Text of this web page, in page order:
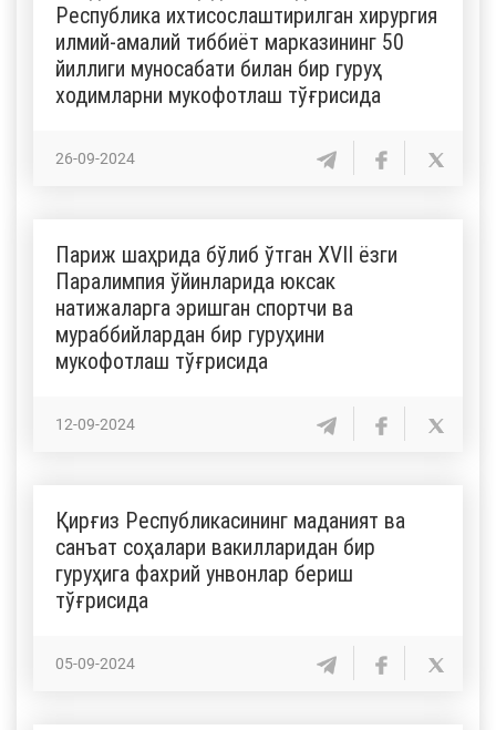
Республика ихтисослаштирилган хирургия
илмий-амалий тиббиёт марказининг 50
йиллиги муносабати билан бир гуруҳ
ходимларни мукофотлаш тўғрисида
26-09-2024
Париж шаҳрида бўлиб ўтган ХVII ёзги
Паралимпия ўйинларида юксак
натижаларга эришган спортчи ва
мураббийлардан бир гуруҳини
мукофотлаш тўғрисида
12-09-2024
Қирғиз Республикасининг маданият ва
санъат соҳалари вакилларидан бир
гуруҳига фахрий унвонлар бериш
тўғрисида
05-09-2024